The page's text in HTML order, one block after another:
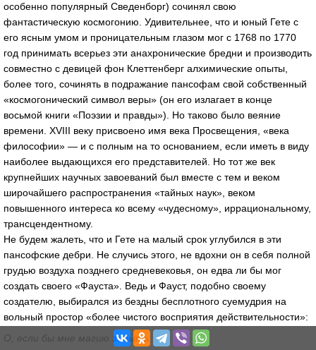
особенно популярный Сведенборг) сочинял свою
фантастическую космогонию. Удивительнее, что и юный Гете с
его ясным умом и проницательным глазом мог с 1768 по 1770
год принимать всерьез эти анахронические бредни и производить
совместно с девицей фон Клеттенберг алхимические опыты,
более того, сочинять в подражание пансофам свой собственный
«космогонический символ веры» (он его излагает в конце
восьмой книги «Поэзии и правды»). Но таково было веяние
времени. XVIII веку присвоено имя века Просвещения, «века
философии» — и с полным на то основанием, если иметь в виду
наиболее выдающихся его представителей. Но тот же век
крупнейших научных завоеваний был вместе с тем и веком
широчайшего распространения «тайных наук», веком
повышенного интереса ко всему «чудесному», иррациональному,
трансцендентному.
Не будем жалеть, что и Гете на малый срок углубился в эти
пансофские дебри. Не случись этого, не вдохни он в себя полной
грудью воздуха позднего средневековья, он едва ли бы мог
создать своего «Фауста». Ведь и Фауст, подобно своему
создателю, выбирался из бездны бесплотного суемудрия на
вольный простор «более чистого восприятия действительности»:
О, если бы мне магию забыть.